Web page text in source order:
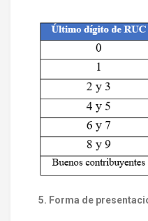
5. Forma de